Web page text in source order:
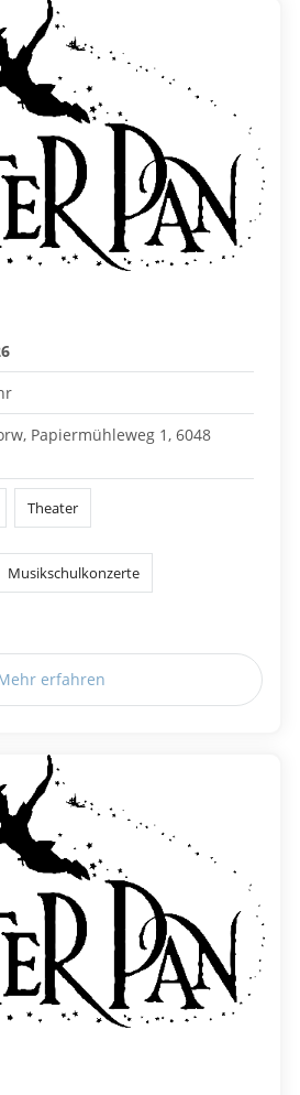
Papiermühleweg 1, 6048
Theater
Musikschulkonzerte
erfahren